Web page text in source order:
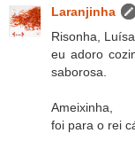
Laranjinha
Risonha,
eu adoro
saborosa.
Ameixinha,
foi para o rei